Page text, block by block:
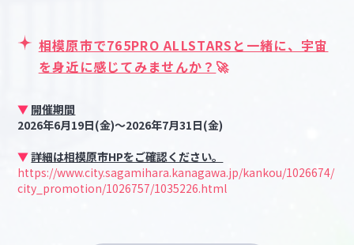
相模原市で765PRO ALLSTARSと一緒に、宇宙
を身近に感じてみませんか？ 🚀
▼ 開催期間
2026年6月19日(金)～2026年7月31日(金)
▼詳細は相模原市HPをご確認ください。
https://www.city.sagamihara.kanagawa.jp/kankou/1026674/
city_promotion/1026757/1035226.html